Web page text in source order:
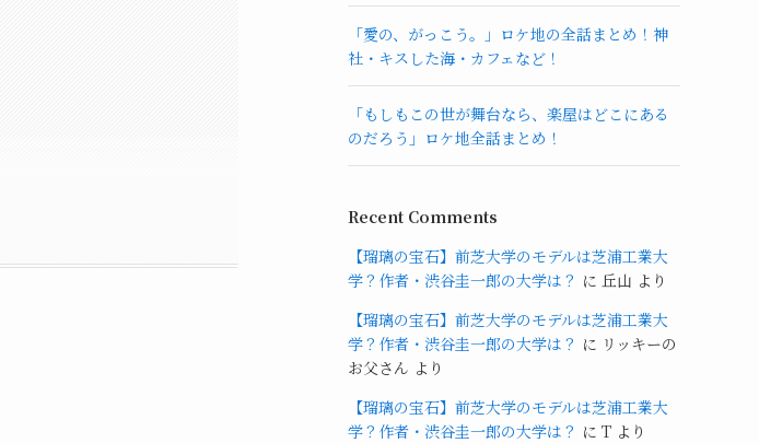
「愛の、がっこう。」ロケ地の全話まとめ！神
社・キスした海・カフェなど！
「もしもこの世が舞台なら、楽屋はどこにある
のだろう」ロケ地全話まとめ！
Recent Comments
【瑠璃の宝石】前芝大学のモデルは芝浦工業大
学？作者・渋谷圭一郎の大学は？ に 丘山 より
【瑠璃の宝石】前芝大学のモデルは芝浦工業大
学？作者・渋谷圭一郎の大学は？ に リッキーの
お父さん より
【瑠璃の宝石】前芝大学のモデルは芝浦工業大
学？作者・渋谷圭一郎の大学は？ に T より